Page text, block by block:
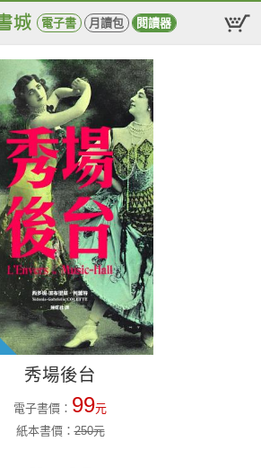
電子書 月讀包 閱讀器
秀場後台
電子書價： 99元
紙本書價：250元